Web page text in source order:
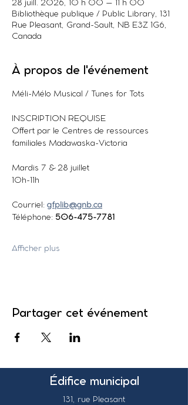
28 juill. 2026, 10 h 00 – 11 h 00
Bibliothèque publique / Public Library, 131
Rue Pleasant, Grand-Sault, NB E3Z 1G6,
Canada
À propos de l'événement
Méli-Mélo Musical / Tunes for Tots
INSCRIPTION REQUISE
Offert par le Centres de ressources
familiales Madawaska-Victoria
Mardis 7 & 28 juillet
10h-11h
Courriel: gfplib@gnb.ca
Téléphone: 506-475-7781
Afficher plus
Partager cet événement
Édifice municipal
131, rue Pleasant